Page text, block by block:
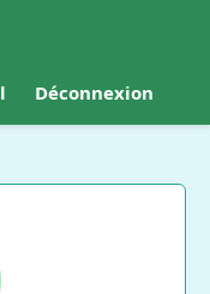
Déconnexion